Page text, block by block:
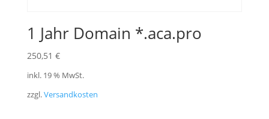
1 Jahr Domain *.aca.pro
250,51 €
inkl. 19 % MwSt.
zzgl.Versandkosten